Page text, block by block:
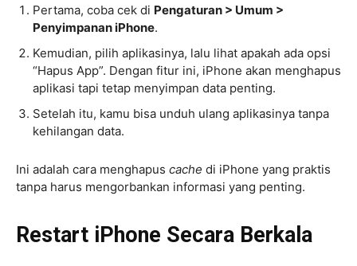
Pertama, coba cek di Pengaturan > Umum >
Penyimpanan iPhone.
Kemudian, pilih aplikasinya, lalu lihat apakah ada opsi
“Hapus App”. Dengan fitur ini, iPhone akan menghapus
aplikasi tapi tetap menyimpan data penting.
Setelah itu, kamu bisa unduh ulang aplikasinya tanpa
kehilangan data.
Ini adalah cara menghapus cache di iPhone yang praktis
tanpa harus mengorbankan informasi yang penting.
Restart iPhone Secara Berkala